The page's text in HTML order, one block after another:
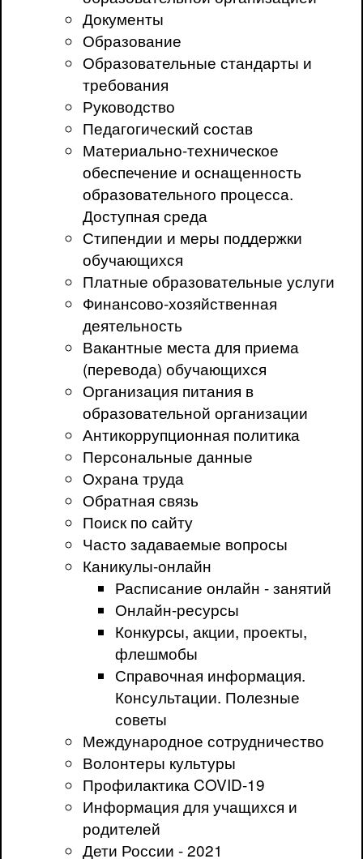
Документы
Образование
Образовательные стандарты и
требования
Руководство
Педагогический состав
Материально-техническое
обеспечение и оснащенность
образовательного процесса.
Доступная среда
Стипендии и меры поддержки
обучающихся
Платные образовательные услуги
Финансово-хозяйственная
деятельность
Вакантные места для приема
(перевода) обучающихся
Организация питания в
образовательной организации
Антикоррупционная политика
Персональные данные
Охрана труда
Обратная связь
Поиск по сайту
Часто задаваемые вопросы
Каникулы-онлайн
Расписание онлайн - занятий
Онлайн-ресурсы
Конкурсы, акции, проекты,
флешмобы
Справочная информация.
Консультации. Полезные
советы
Международное сотрудничество
Волонтеры культуры
Профилактика COVID-19
Информация для учащихся и
родителей
Дети России - 2021